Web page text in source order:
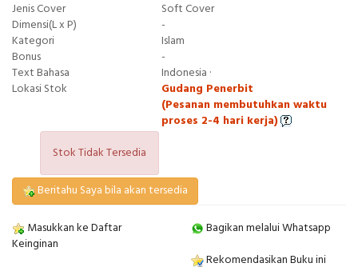
Jenis Cover
Soft Cover
Dimensi(L x P)
-
Kategori
Islam
Bonus
-
Text Bahasa
Indonesia ·
Lokasi Stok
Gudang Penerbit
(Pesanan membutuhkan waktu
proses 2-4 hari kerja)
Stok Tidak Tersedia
Beritahu Saya bila akan tersedia
Masukkan ke Daftar
Keinginan
Bagikan melalui Whatsapp
Rekomendasikan Buku ini